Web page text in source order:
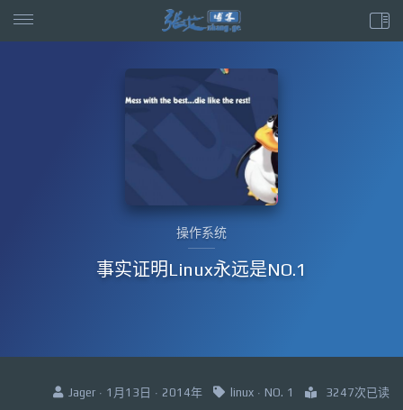
操作系统
事实证明Linux永远是NO.1
Jager · 1月13日 · 2014年 linux · NO. 1 3247次已读